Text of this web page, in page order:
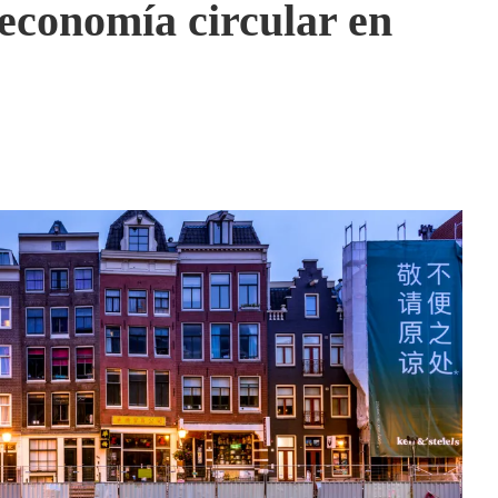
circular en